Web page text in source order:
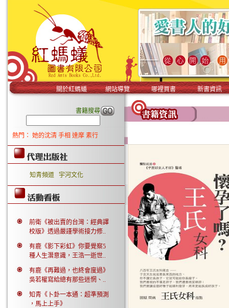
關於紅螞蟻 網站導覽 哪裡買書 新書資訊
書籍搜尋
熱門： 她的沈清 手相 達摩 素行
知青頻道 宇河文化
前衛《被出賣的台灣：經典譯
校版》透過嚴謹學術接力修..
有鹿《影下彩虹》你要覺察5
種人生潛意識，王浩一逝世..
有鹿《再難過，也終會度過》
吳若權寫給總有那些迷惘、..
知青《卜卦一本通：超準預測
，馬上上手》